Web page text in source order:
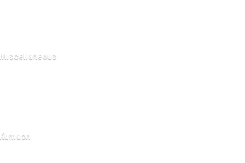
Miscellaneous
Kumaon